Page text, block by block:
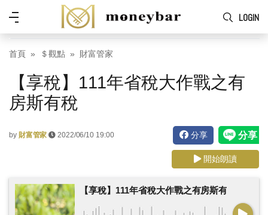
Skip to main content
LOGIN
功
能
表
首頁 ＄觀點 財富管家
【享稅】111年省稅大作戰之有
房斯有稅
by 財富管家 2022/06/10 19:00 分享
開始朗讀
【享稅】111年省稅大作戰之有房斯有稅